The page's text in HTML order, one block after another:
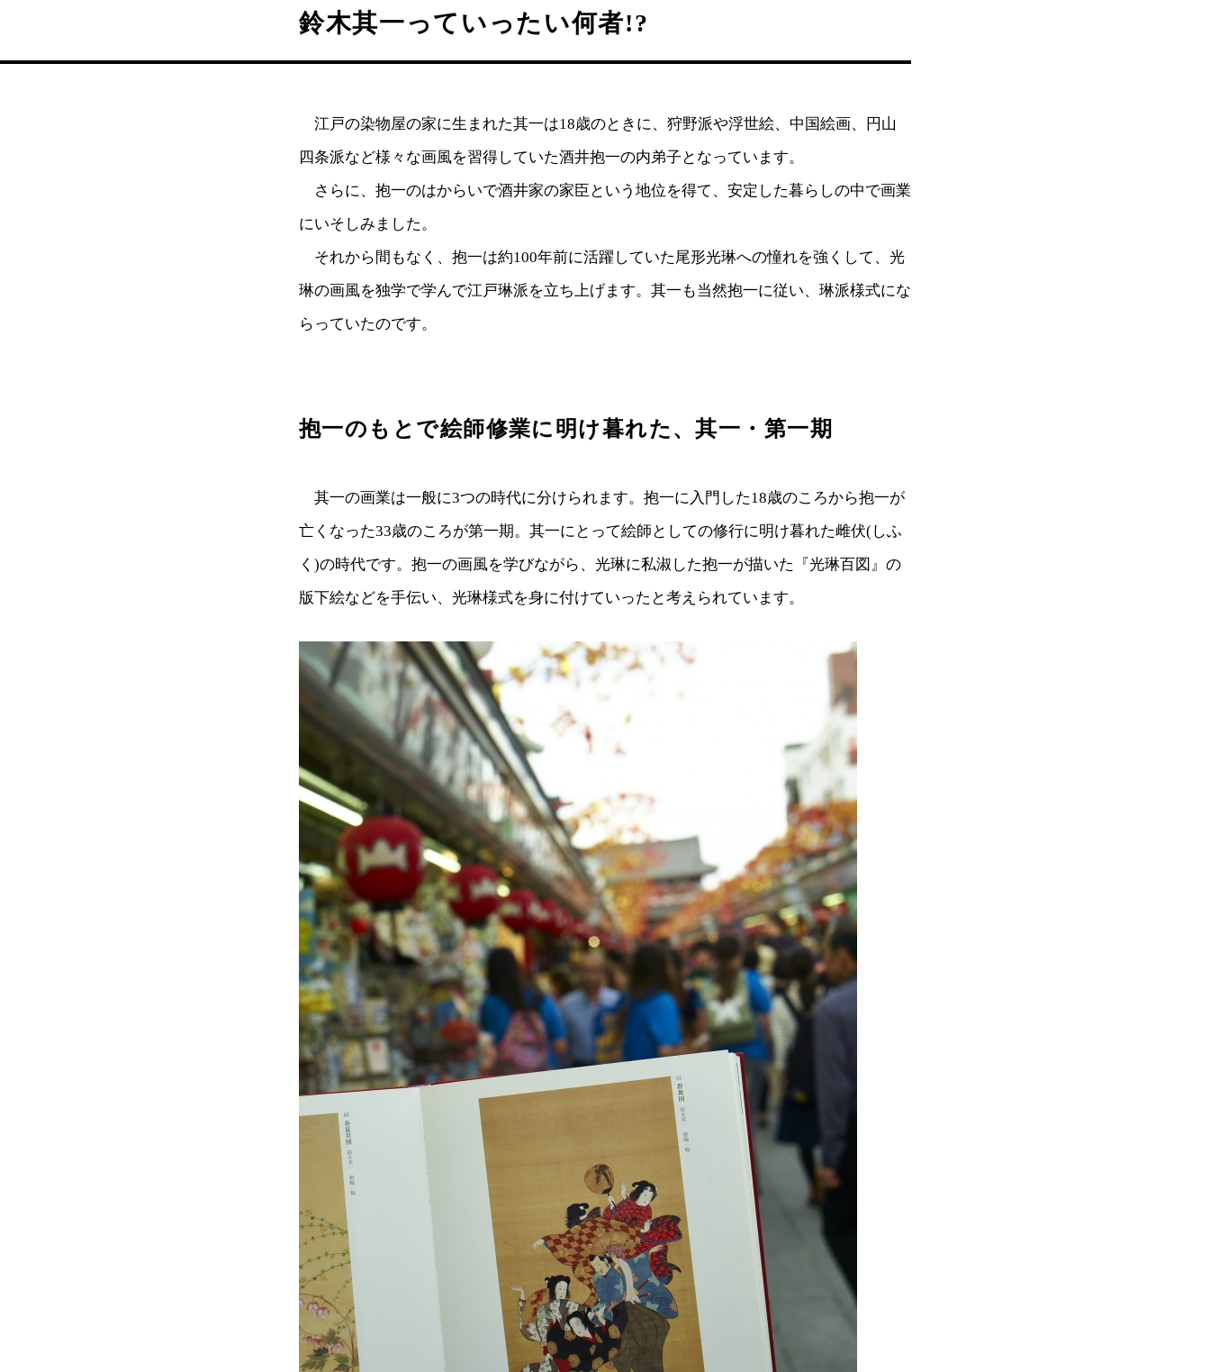
鈴木其一っていったい何者!?
江戸の染物屋の家に生まれた其一は18歳のときに、狩野派や浮世絵、中国絵画、円山
四条派など様々な画風を習得していた酒井抱一の内弟子となっています。
さらに、抱一のはからいで酒井家の家臣という地位を得て、安定した暮らしの中で画業
にいそしみました。
それから間もなく、抱一は約100年前に活躍していた尾形光琳への憧れを強くして、光
琳の画風を独学で学んで江戸琳派を立ち上げます。其一も当然抱一に従い、琳派様式にな
らっていたのです。
抱一のもとで絵師修業に明け暮れた、其一・第一期
其一の画業は一般に3つの時代に分けられます。抱一に入門した18歳のころから抱一が
亡くなった33歳のころが第一期。其一にとって絵師としての修行に明け暮れた雌伏(しふ
く)の時代です。抱一の画風を学びながら、光琳に私淑した抱一が描いた『光琳百図』の
版下絵などを手伝い、光琳様式を身に付けていったと考えられています。